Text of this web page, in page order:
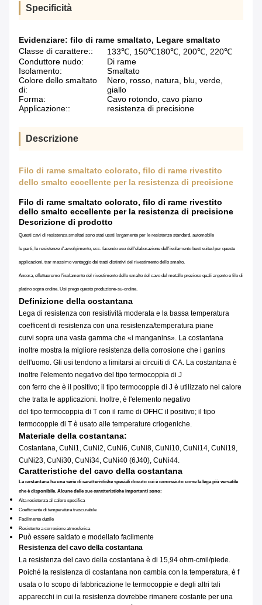
Specificità
Evidenziare: filo di rame smaltato, Legare smaltato
Classe di carattere::
133℃, 150℃180℃, 200℃, 220℃
Conduttore nudo:
Di rame
Isolamento:
Smaltato
Colore dello smaltato
di:
Nero, rosso, natura, blu, verde,
giallo
Forma:
Cavo rotondo, cavo piano
Applicazione::
resistenza di precisione
Descrizione
Filo di rame smaltato colorato, filo di rame rivestito
dello smalto eccellente per la resistenza di precisione
Filo di rame smaltato colorato, filo di rame rivestito
dello smalto eccellente per la resistenza di precisione
Descrizione di prodotto
Questi cavi di resistenza smaltati sono stati usati largamente per le resistenze standard, automobile
le parti, le resistenze d'avvolgimento, ecc. facendo uso dell'elaborazione dell'isolamento best suited per queste
applicazioni, trar massimo vantaggio dai tratti distintivi del rivestimento dello smalto.
Ancora, effettueremo l'isolamento del rivestimento dello smalto del cavo del metallo prezioso quali argento e filo di
platino sopra ordine. Usi prego questo produzione-su-ordine.
Definizione della costantana
Lega di resistenza con resistività moderata e la bassa temperatura
coefficent di resistenza con una resistenza/temperatura piane
curvi sopra una vasta gamma che «i manganins». La costantana
inoltre mostra la migliore resistenza della corrosione che i ganins
dell'uomo. Gli usi tendono a limitarsi ai circuiti di CA. La costantana è
inoltre l'elemento negativo del tipo termocoppia di J
con ferro che è il positivo; il tipo termocoppie di J è utilizzato nel calore
che tratta le applicazioni. Inoltre, è l'elemento negativo
del tipo termocoppia di T con il rame di OFHC il positivo; il tipo
termocoppie di T è usato alle temperature criogeniche.
Materiale della costantana:
Costantana, CuNi1, CuNi2, CuNi6, CuNi8, CuNi10, CuNi14, CuNi19,
CuNi23, CuNi30, CuNi34, CuNi40 (6J40), CuNi44.
Caratteristiche del cavo della costantana
La costantana ha una serie di caratteristiche speciali dovuto cui è conosciuto come la lega più versatile
che è disponibile. Alcune delle sue caratteristiche importanti sono:
Alta resistenza al calore specifica
Coefficiente di temperatura trascurabile
Facilmente duttile
Resistente a corrosione atmosferica
Può essere saldato e modellato facilmente
Resistenza del cavo della costantana
La resistenza del cavo della costantana è di 15,94 ohm-cmil/piede.
Poiché la resistenza di costantana non cambia con la temperatura, è f
usata o lo scopo di fabbricazione le termocoppie e degli altri tali
apparecchi in cui la resistenza dovrebbe rimanere costante per una